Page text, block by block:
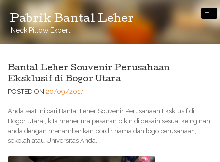
Pabrik Bantal Leher
Neck Pillow Expert
-
Bantal Leher Souvenir Perusahaan
Eksklusif di Bogor Utara
POSTED ON 20/09/2017
Anda saat ini cari Bantal Leher Souvenir Perusahaan Eksklusif di
Bogor Utara , kita menerima pesanan bikin di desain sesuai keinginan
anda dengan menambahkan bordir nama dan logo perusahaan,
sekolah atau Universitas Anda.